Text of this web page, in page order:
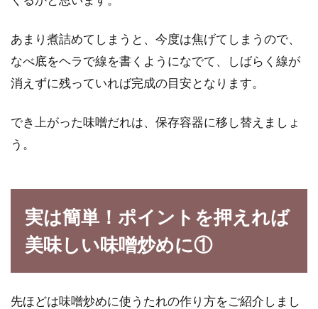
あまり煮詰めてしまうと、今度は焦げてしまうので、
なべ底をヘラで線を書くようになでて、しばらく線が
消えずに残っていれば完成の目安となります。
でき上がった味噌だれは、保存容器に移し替えましょ
う。
実は簡単！ポイントを押えれば
美味しい味噌炒めに①
先ほどは味噌炒めに使うたれの作り方をご紹介しまし